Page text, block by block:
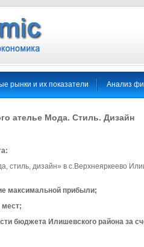
рынки и их показатели Анализ
ателье Мода. Стиль. Дизайн
стиль, дизайн» в с.Верхнеяркеево
максимальной прибыли;
мест;
бюджета Илишевского района за